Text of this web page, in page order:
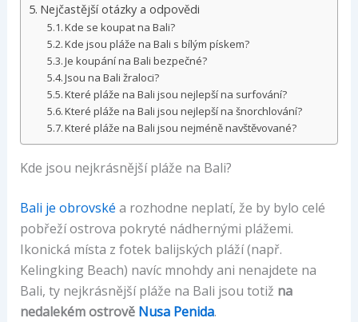
Nejčastější otázky a odpovědi
Kde se koupat na Bali?
Kde jsou pláže na Bali s bílým pískem?
Je koupání na Bali bezpečné?
Jsou na Bali žraloci?
Které pláže na Bali jsou nejlepší na surfování?
Které pláže na Bali jsou nejlepší na šnorchlování?
Které pláže na Bali jsou nejméně navštěvované?
Kde jsou nejkrásnější pláže na Bali?
Bali je obrovské a rozhodne neplatí, že by bylo celé
pobřeží ostrova pokryté nádhernými plážemi.
Ikonická místa z fotek balijských pláží (např.
Kelingking Beach) navíc mnohdy ani nenajdete na
Bali, ty nejkrásnější pláže na Bali jsou totiž na
nedalekém ostrově Nusa Penida.